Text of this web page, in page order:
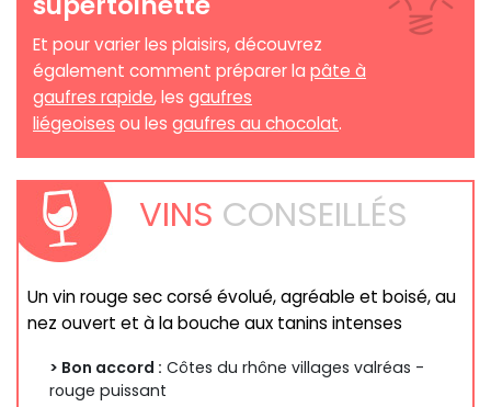
Et pour varier les plaisirs, découvrez
également comment préparer la pâte à
gaufres rapide, les gaufres
liégeoises ou les gaufres au chocolat.
VINS CONSEILLÉS
Un vin rouge sec corsé évolué, agréable et boisé, au
nez ouvert et à la bouche aux tanins intenses
> Bon accord : Côtes du rhône villages valréas -
rouge puissant